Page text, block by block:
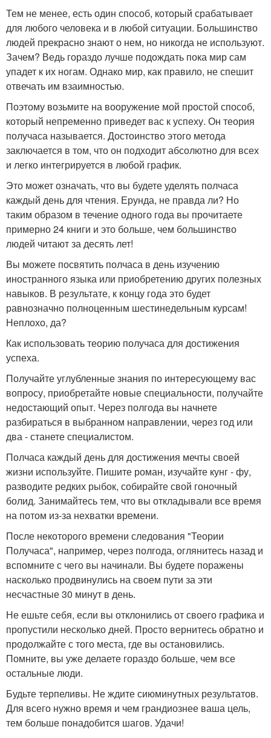
Тем не менее, есть один способ, который срабатывает
для любого человека и в любой ситуации. Большинство
людей прекрасно знают о нем, но никогда не используют.
Зачем? Ведь гораздо лучше подождать пока мир сам
упадет к их ногам. Однако мир, как правило, не спешит
отвечать им взаимностью.
Поэтому возьмите на вооружение мой простой способ,
который непременно приведет вас к успеху. Он теория
получаса называется. Достоинство этого метода
заключается в том, что он подходит абсолютно для всех
и легко интегрируется в любой график.
Это может означать, что вы будете уделять полчаса
каждый день для чтения. Ерунда, не правда ли? Но
таким образом в течение одного года вы прочитаете
примерно 24 книги и это больше, чем большинство
людей читают за десять лет!
Вы можете посвятить полчаса в день изучению
иностранного языка или приобретению других полезных
навыков. В результате, к концу года это будет
равнозначно полноценным шестинедельным курсам!
Неплохо, да?
Как использовать теорию получаса для достижения
успеха.
Получайте углубленные знания по интересующему вас
вопросу, приобретайте новые специальности, получайте
недостающий опыт. Через полгода вы начнете
разбираться в выбранном направлении, через год или
два - станете специалистом.
Полчаса каждый день для достижения мечты своей
жизни используйте. Пишите роман, изучайте кунг - фу,
разводите редких рыбок, собирайте свой гоночный
болид. Занимайтесь тем, что вы откладывали все время
на потом из-за нехватки времени.
После некоторого времени следования "Теории
Получаса", например, через полгода, оглянитесь назад и
вспомните с чего вы начинали. Вы будете поражены
насколько продвинулись на своем пути за эти
несчастные 30 минут в день.
Не ешьте себя, если вы отклонились от своего графика и
пропустили несколько дней. Просто вернитесь обратно и
продолжайте с того места, где вы остановились.
Помните, вы уже делаете гораздо больше, чем все
остальные люди.
Будьте терпеливы. Не ждите сиюминутных результатов.
Для всего нужно время и чем грандиознее ваша цель,
тем больше понадобится шагов. Удачи!